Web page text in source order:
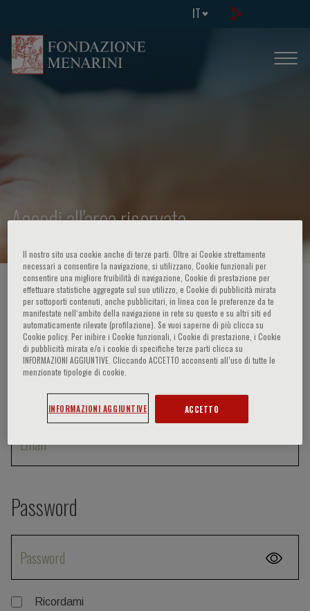
IT
Accedi all'area riservata
HOME PAGE / AREA RISERVATA
Accedi
Email
Password
Ricordami
Il nostro sito usa cookie anche di terze parti. Oltre ai Cookie strettamente
necessari a consentire la navigazione, si utilizzano, Cookie funzionali per
consentire una migliore fruibilità di navigazione, Cookie di prestazione per
effettuare statistiche aggregate sul suo utilizzo, e Cookie di pubblicità mirata
per sottoporti contenuti, anche pubblicitari, in linea con le preferenze da te
manifestate nell‘ambito della navigazione in rete su questo e su altri siti ed
automaticamente rilevate (profilazione). Se vuoi saperne di più clicca su
Cookie policy. Per inibire i Cookie funzionali, i Cookie di prestazione, i Cookie
di pubblicità mirata e/o i cookie di specifiche terze parti clicca su
INFORMAZIONI AGGIUNTIVE. Cliccando ACCETTO acconsenti all’uso di tutte le
menzionate tipologie di cookie.
INFORMAZIONI AGGIUNTIVE ACCETTO